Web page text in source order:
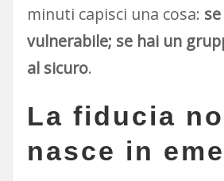
minuti capisci una cosa:
vulnerabile; se hai un
al sicuro.
La fiducia
nasce in